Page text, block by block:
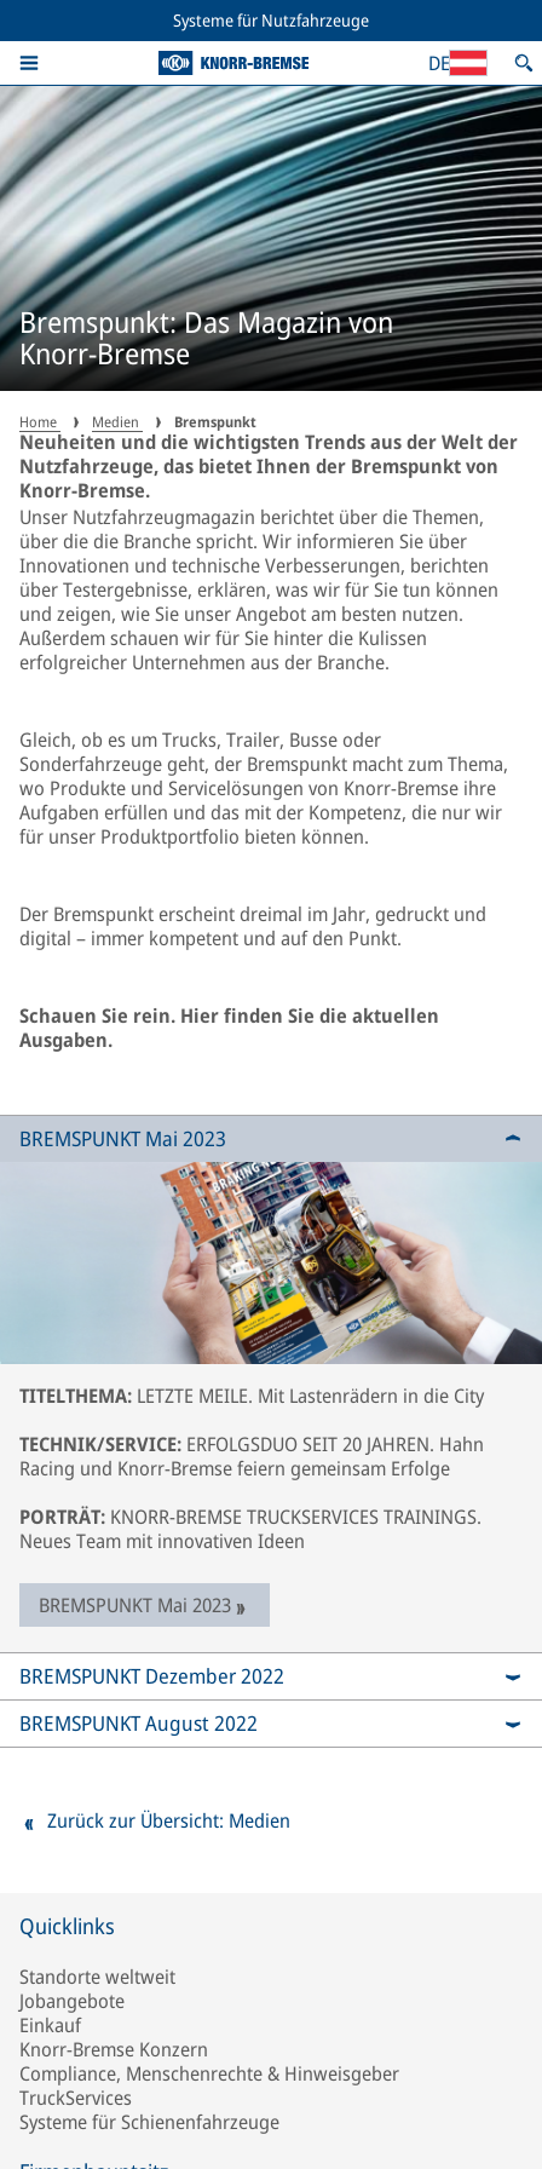
Systeme für Nutzfahrzeuge
DE
Bremspunkt: Das Magazin von
Knorr-Bremse
Home Medien Bremspunkt
Neuheiten und die wichtigsten Trends aus der Welt der
Nutzfahrzeuge, das bietet Ihnen der Bremspunkt von
Knorr-Bremse.
Unser Nutzfahrzeugmagazin berichtet über die Themen,
über die die Branche spricht. Wir informieren Sie über
Innovationen und technische Verbesserungen, berichten
über Testergebnisse, erklären, was wir für Sie tun können
und zeigen, wie Sie unser Angebot am besten nutzen.
Außerdem schauen wir für Sie hinter die Kulissen
erfolgreicher Unternehmen aus der Branche.
Gleich, ob es um Trucks, Trailer, Busse oder
Sonderfahrzeuge geht, der Bremspunkt macht zum Thema,
wo Produkte und Servicelösungen von Knorr-Bremse ihre
Aufgaben erfüllen und das mit der Kompetenz, die nur wir
für unser Produktportfolio bieten können.
Der Bremspunkt erscheint dreimal im Jahr, gedruckt und
digital – immer kompetent und auf den Punkt.
Schauen Sie rein. Hier finden Sie die aktuellen
Ausgaben.
BREMSPUNKT Mai 2023
TITELTHEMA: LETZTE MEILE. Mit Lastenrädern in die City
TECHNIK/SERVICE: ERFOLGSDUO SEIT 20 JAHREN. Hahn
Racing und Knorr-Bremse feiern gemeinsam Erfolge
PORTRÄT: KNORR-BREMSE TRUCKSERVICES TRAININGS.
Neues Team mit innovativen Ideen
BREMSPUNKT Mai 2023
BREMSPUNKT Dezember 2022
BREMSPUNKT August 2022
Zurück zur Übersicht: Medien
Quicklinks
Standorte weltweit
Jobangebote
Einkauf
Knorr-Bremse Konzern
Compliance, Menschenrechte & Hinweisgeber
TruckServices
Systeme für Schienenfahrzeuge